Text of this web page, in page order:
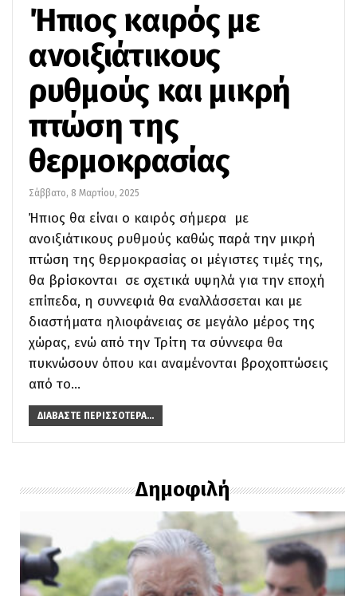
Ήπιος καιρός με
ανοιξιάτικους
ρυθμούς και μικρή
πτώση της
θερμοκρασίας
Σάββατο, 8 Μαρτίου, 2025
Ήπιος θα είναι ο καιρός σήμερα με
ανοιξιάτικους ρυθμούς καθώς παρά την μικρή
πτώση της θερμοκρασίας οι μέγιστες τιμές της,
θα βρίσκονται σε σχετικά υψηλά για την εποχή
επίπεδα, η συννεφιά θα εναλλάσσεται και με
διαστήματα ηλιοφάνειας σε μεγάλο μέρος της
χώρας, ενώ από την Τρίτη τα σύννεφα θα
πυκνώσουν όπου και αναμένονται βροχοπτώσεις
από το…
ΔΙΑΒΆΣΤΕ ΠΕΡΙΣΣΌΤΕΡΑ...
Δημοφιλή